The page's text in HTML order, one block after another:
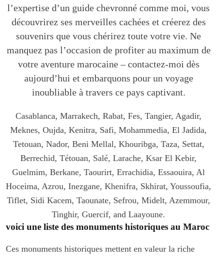
l’expertise d’un guide chevronné comme moi, vous
découvrirez ses merveilles cachées et créerez des
souvenirs que vous chérirez toute votre vie. Ne
manquez pas l’occasion de profiter au maximum de
votre aventure marocaine – contactez-moi dès
aujourd’hui et embarquons pour un voyage
inoubliable à travers ce pays captivant.
Casablanca, Marrakech, Rabat, Fes, Tangier, Agadir,
Meknes, Oujda, Kenitra, Safi, Mohammedia, El Jadida,
Tetouan, Nador, Beni Mellal, Khouribga, Taza, Settat,
Berrechid, Tétouan, Salé, Larache, Ksar El Kebir,
Guelmim, Berkane, Taourirt, Errachidia, Essaouira, Al
Hoceima, Azrou, Inezgane, Khenifra, Skhirat, Youssoufia,
Tiflet, Sidi Kacem, Taounate, Sefrou, Midelt, Azemmour,
Tinghir, Guercif, and Laayoune.
voici une liste des monuments historiques au Maroc
Ces monuments historiques mettent en valeur la riche